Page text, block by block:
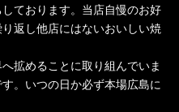
ております。当店自慢のお好
返し他店にはないおいしい焼
拡めることに取り組んでいま
。いつの日か必ず本場広島に